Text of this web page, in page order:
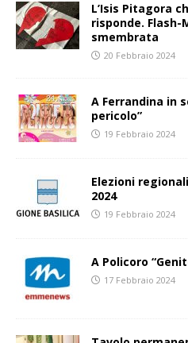
L’Isis Pitagora
risponde. Flash-
smembrata
20 Febbraio 2024
A Ferrandina in
pericolo”
19 Febbraio 2024
Elezioni
2024
19 Febbraio 2024
A Policoro
17 Febbraio 2024